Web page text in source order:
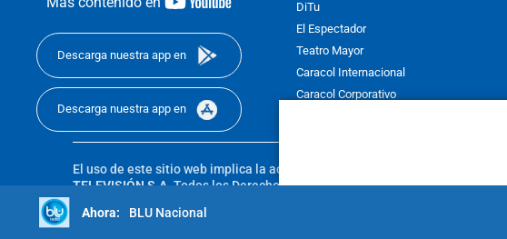
Descarga nuestra app en
Descarga nuestra app en
DiTu
El Espectador
Teatro Mayor
Caracol Internacional
Caracol Corporativo
El uso de este sitio web implica la aceptación de los
TELEVISIÓN S.A.Todos los Derechos Reservados D.R.A. Prohibida su
sin autorización escrita de su titular. Reproduction in whole or in part, or
reserved 2025.BLU Nacional